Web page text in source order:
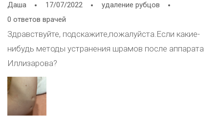
Даша 17/07/2022
удаление рубцов
0 ответов врачей
Здравствуйте, подскажите,пожалуйста.Если какие-
нибудь методы устранения шрамов после аппарата
Иллизарова?